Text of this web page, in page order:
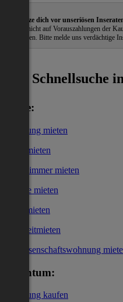
Schütze dich vor unseriösen
Gehe nicht auf Vorauszahlungen der
zu haben. Bitte melde uns verdächtige
Schnellsuche
Miete:
Wohnung mieten
Haus mieten
WG-Zimmer mieten
Garage mieten
Büro mieten
Kurzzeitmieten
Genossenschaftswohnung
Eigentum:
Wohnung kaufen